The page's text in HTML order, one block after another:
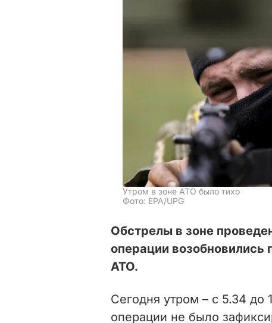
Утром в зоне АТО было тихо
Фото: EPA/UPG
Обстрелы в зоне
операции возобновились
АТО.
Сегодня утром – с 5.34 до
операции не было